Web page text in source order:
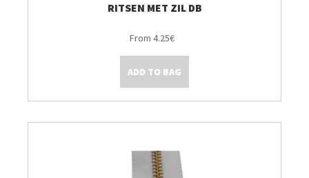
Machines en Toebehoren
Tips & Tricks
RITSEN MET ZIL DB
From 4.25€
ADD TO BAG